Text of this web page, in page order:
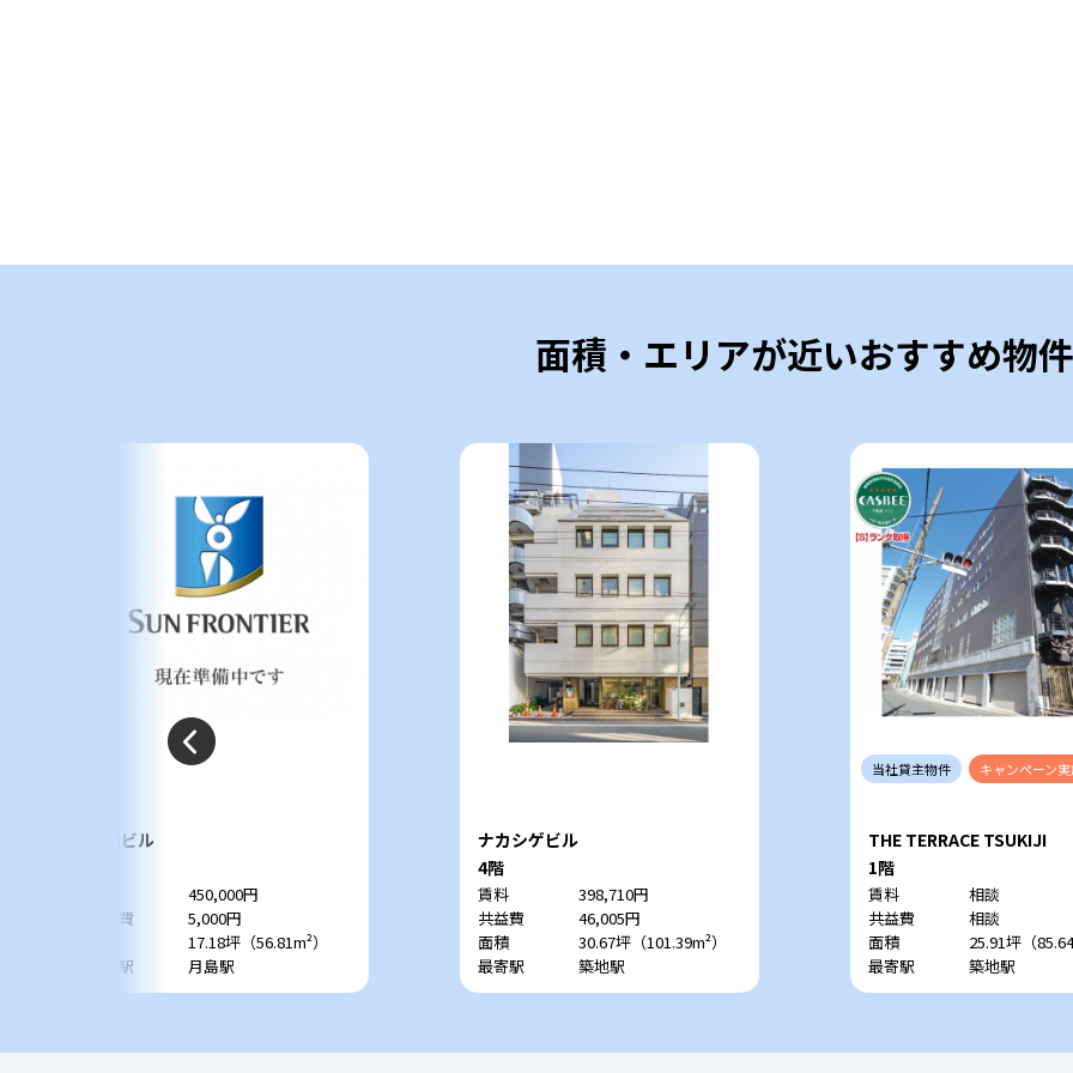
面積・エリアが近いおすすめ物件
鎌田ビル
450,000円
共益費
5,000円
17.18坪（56.81m²）
最寄駅
月島駅
ナカシゲビル
4階
賃料
398,710円
共益費
46,005円
面積
30.67坪（101.39m²）
最寄駅
築地駅
当社貸主物件 キャンペーン
THE TERRACE TSUKIJI
1階
賃料
相談
共益費
相談
面積
25.91坪（
最寄駅
築地駅